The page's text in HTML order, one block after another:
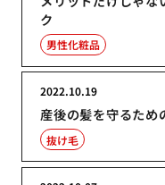
ク
男性化粧品
産後の髪を守るため
2022.10.19
抜け毛